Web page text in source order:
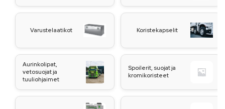
Varustelaatikot Koristekapselit
Aurinkolipat,
vetosuojat ja
tuuliohjaimet
Spoilerit, suojat ja
kromikoristeet